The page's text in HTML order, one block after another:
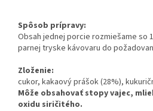
Spôsob prípravy:
Obsah jednej porcie rozmiešame so
parnej tryske kávovaru do
Zloženie:
cukor, kakaový prášok (28%),
Môže obsahovať stopy vajec,
oxidu siričitého.